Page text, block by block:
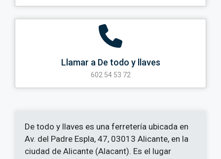
Llamar a De todo y llaves
602 54 53 72
De todo y llaves es una ferretería ubicada en
Av. del Padre Espla, 47, 03013 Alicante, en la
ciudad de Alicante (Alacant). Es el lugar